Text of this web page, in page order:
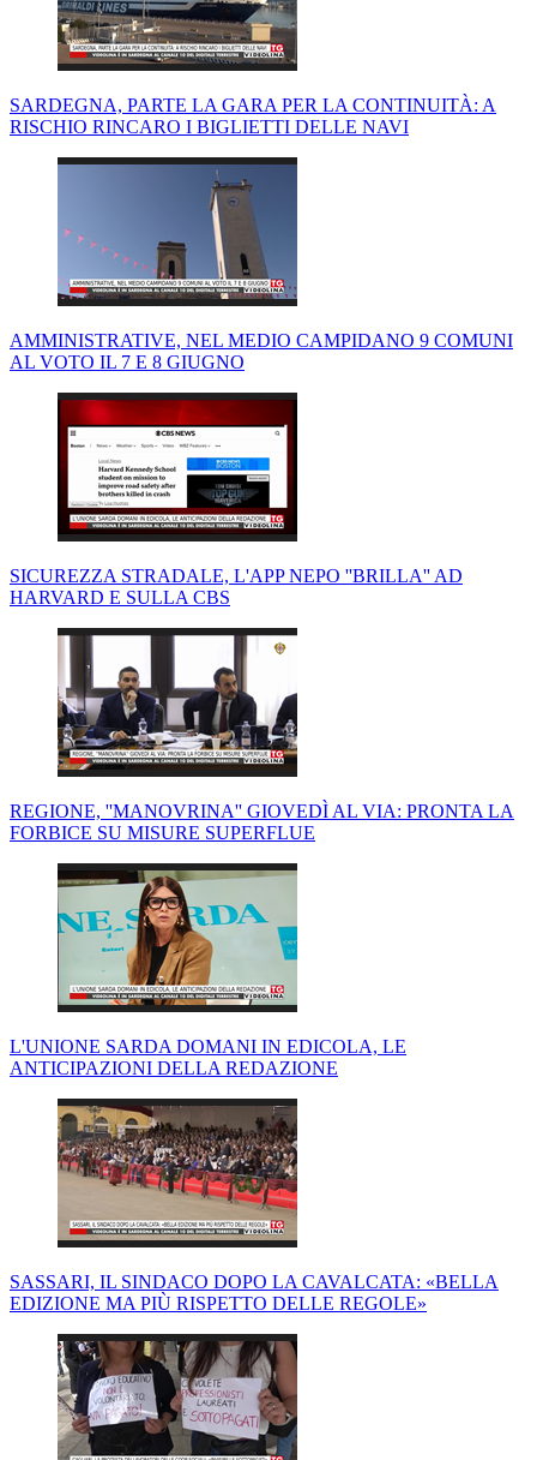
SARDEGNA, PARTE LA GARA PER LA CONTINUITÀ: A
RISCHIO RINCARO I BIGLIETTI DELLE NAVI
AMMINISTRATIVE, NEL MEDIO CAMPIDANO 9 COMUNI
AL VOTO IL 7 E 8 GIUGNO
SICUREZZA STRADALE, L'APP NEPO ''BRILLA'' AD
HARVARD E SULLA CBS
REGIONE, ''MANOVRINA'' GIOVEDÌ AL VIA: PRONTA LA
FORBICE SU MISURE SUPERFLUE
L'UNIONE SARDA DOMANI IN EDICOLA, LE
ANTICIPAZIONI DELLA REDAZIONE
SASSARI, IL SINDACO DOPO LA CAVALCATA: «BELLA
EDIZIONE MA PIÙ RISPETTO DELLE REGOLE»